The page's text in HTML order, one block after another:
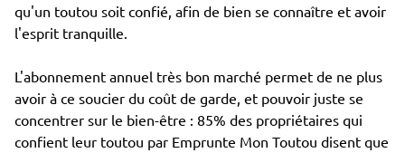
qu'un toutou soit confié, afin de bien se connaître et avoir
l'esprit tranquille.
L'abonnement annuel très bon marché permet de ne plus
avoir à ce soucier du coût de garde, et pouvoir juste se
concentrer sur le bien-être : 85% des propriétaires qui
confient leur toutou par Emprunte Mon Toutou disent que